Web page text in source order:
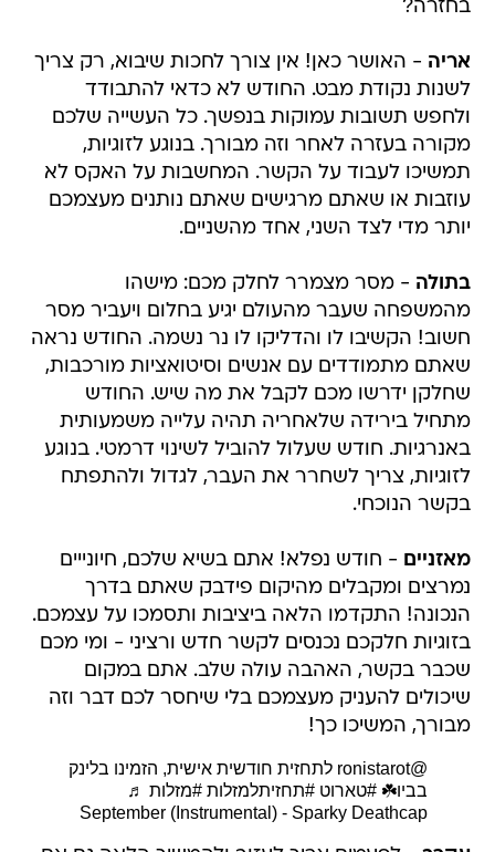
בחזרה?
אריה - האושר כאן! אין צורך לחכות שיבוא, רק צריך
לשנות נקודת מבט. החודש לא כדאי להתבודד
ולחפש תשובות עמוקות בנפשך. כל העשייה שלכם
מקורה בעזרה לאחר וזה מבורך. בנוגע לזוגיות,
תמשיכו לעבוד על הקשר. המחשבות על האקס לא
עוזבות או שאתם מרגישים שאתם נותנים מעצמכם
יותר מדי לצד השני, אחד מהשניים.
בתולה - מסר מצמרר לחלק מכם: מישהו
מהמשפחה שעבר מהעולם יגיע בחלום ויעביר מסר
חשוב! הקשיבו לו והדליקו לו נר נשמה. החודש נראה
שאתם מתמודדים עם אנשים וסיטואציות מורכבות,
שחלקן ידרשו מכם לקבל את מה שיש. החודש
מתחיל בירידה שלאחריה תהיה עלייה משמעותית
באנרגיות. חודש שעלול להוביל לשינוי דרמטי. בנוגע
לזוגיות, צריך לשחרר את העבר, לגדול ולהתפתח
בקשר הנוכחי.
מאזניים - חודש נפלא! אתם בשיא שלכם, חיונייים
נמרצים ומקבלים מהיקום פידבק שאתם בדרך
הנכונה! התקדמו הלאה ביציבות ותסמכו על עצמכם.
בזוגיות חלקכם נכנסים לקשר חדש ורציני - ומי מכם
שכבר בקשר, האהבה עולה שלב. אתם במקום
שיכולים להעניק מעצמכם בלי שיחסר לכם דבר וזה
מבורך, המשיכו כך!
@ronistarot
לתחזית חודשית אישית, הזמינו בלינק
בביו☘️#טארוט #תחזיתלמזלות #מזלות ♬
September (Instrumental) - Sparky Deathcap